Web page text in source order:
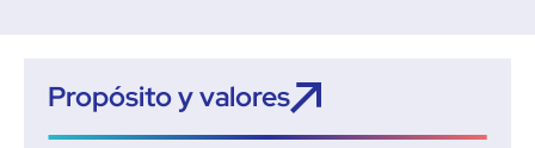
Propósito y valores